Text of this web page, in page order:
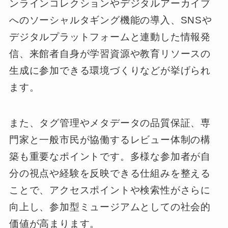
ンラインコレクションやデジタルアーカイブ
へのソーシャルタギング機能の導入、SNSや
デジタルプラットフォームと連動した情報発
信、来館者自身が学習資源や教育リソースの
生成に参加できる環境づくりなどが挙げられ
ます。
また、タグ管理やメタデータの品質保証、専
門家と一般市民が協働するレビュー体制の構
築も重要なポイントです。多様な参加者が自
分の視点や経験を反映できる仕組みを整える
ことで、アクセスポイントや検索性がさらに
向上し、参加型ミュージアムとしての社会的
価値が高まります。